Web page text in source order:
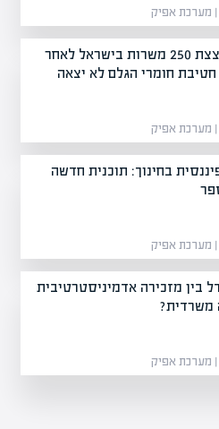
טבע מקצצת 250 משרות בישראל לאחר
חומרי הגלם לא יצאה
בחינוך: תוכנית חדשה
בין מזכירה אדמיניסטרטיבית
משרדית?